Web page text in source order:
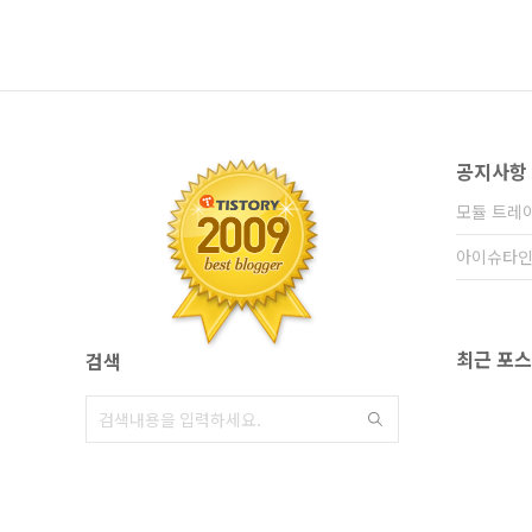
검색
공지사항
모듈 트레
아이슈타
최근 포